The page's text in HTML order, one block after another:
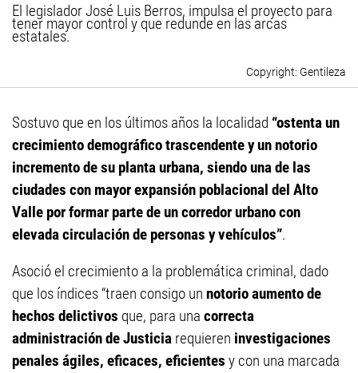
El legislador José Luis Berros, impulsa el proyecto para
tener mayor control y que redunde en las arcas
estatales.
Gentileza
Sostuvo que en los últimos años la localidad “ostenta un
crecimiento demográfico trascendente y un notorio
incremento de su planta urbana, siendo una de las
ciudades con mayor expansión poblacional del Alto
Valle por formar parte de un corredor urbano con
elevada circulación de personas y vehículos”.
Asoció el crecimiento a la problemática criminal, dado
que los índices “traen consigo un notorio aumento de
hechos delictivos que, para una correcta
administración de Justicia requieren investigaciones
penales ágiles, eficaces, eficientes y con una marcada